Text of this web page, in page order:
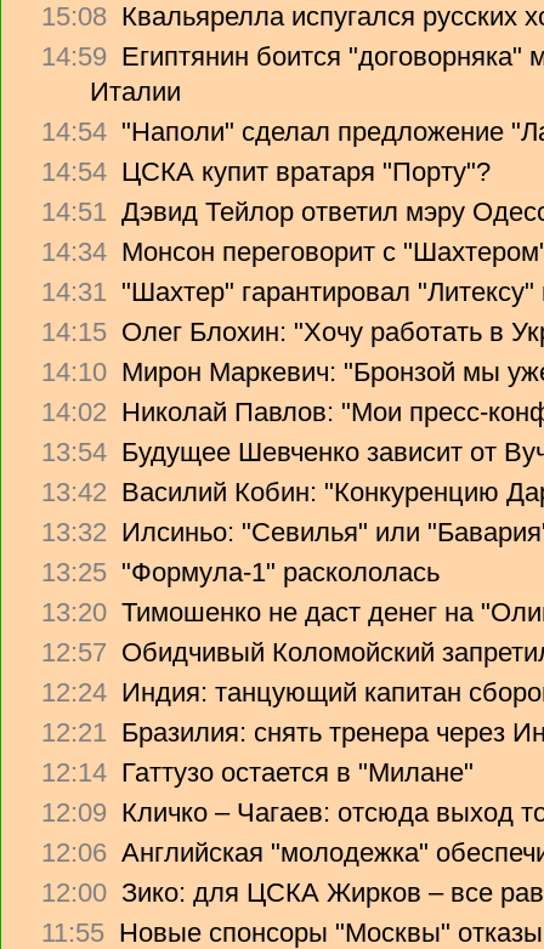
15:08 Квальярелла испугался русских
14:59 Египтянин боится
Италии
14:54 "Наполи" сделал предложение
14:54 ЦСКА купит вратаря "Порту"?
14:51 Дэвид Тейлор ответил мэру
14:34 Монсон переговорит с
14:31 "Шахтер" гарантировал
14:15 Олег Блохин: "Хочу работать в
14:10 Мирон Маркевич: "Бронзой мы
14:02 Николай Павлов: "Мои пресс-
13:54 Будущее Шевченко зависит от
13:42 Василий Кобин: "Конкуренцию
13:32 Илсиньо: "Севилья" или
13:25 "Формула-1" раскололась
13:20 Тимошенко не даст денег на
12:57 Обидчивый Коломойский
12:24 Индия: танцующий капитан
12:21 Бразилия: снять тренера через
12:14 Гаттузо остается в "Милане"
12:09 Кличко – Чагаев: отсюда выход
12:06 Английская "молодежка"
12:00 Зико: для ЦСКА Жирков – все
11:55 Новые спонсоры "Москвы"